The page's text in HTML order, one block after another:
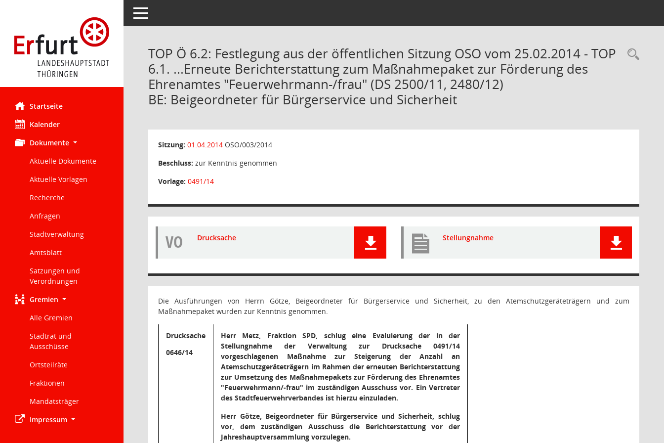
Startseite
Kalender
Dokumente
Aktuelle Dokumente
Aktuelle Vorlagen
Recherche
Anfragen
Stadtverwaltung
Amtsblatt
Satzungen und
Verordnungen
Gremien
Alle Gremien
Stadtrat und
Ausschüsse
Ortsteilräte
Fraktionen
Mandatsträger
Impressum
Toggle navigation
TOP Ö 6.2: Festlegung aus der öffentlichen Sitzung OSO vom 25.02.2014 - TOP
6.1. ...Erneute Berichterstattung zum Maßnahmepaket zur Förderung des
Ehrenamtes "Feuerwehrmann-/frau" (DS 2500/11, 2480/12)
BE: Beigeordneter für Bürgerservice und Sicherheit
Sitzung: 01.04.2014 OSO/003/2014
Beschluss: zur Kenntnis genommen
Vorlage: 0491/14
VO Drucksache Stellungnahme
Die Ausführungen von Herrn Götze, Beigeordneter für Bürgerservice und Sicherheit, zu den Atemschutzgeräteträgern und zum
Maßnahmepaket wurden zur Kenntnis genommen.
Drucksache
0646/14
Herr Metz, Fraktion SPD, schlug eine Evaluierung der in der
Stellungnahme der Verwaltung zur Drucksache 0491/14
vorgeschlagenen Maßnahme zur Steigerung der Anzahl an
Atemschutzgeräteträgern im Rahmen der erneuten Berichterstattung
zur Umsetzung des Maßnahmepakets zur Förderung des Ehrenamtes
"Feuerwehrmann/-frau" im zuständigen Ausschuss vor. Ein Vertreter
des Stadtfeuerwehrverbandes ist hierzu einzuladen.
Herr Götze, Beigeordneter für Bürgerservice und Sicherheit, schlug
vor, dem zuständigen Ausschuss die Berichterstattung vor der
Jahreshauptversammlung vorzulegen.